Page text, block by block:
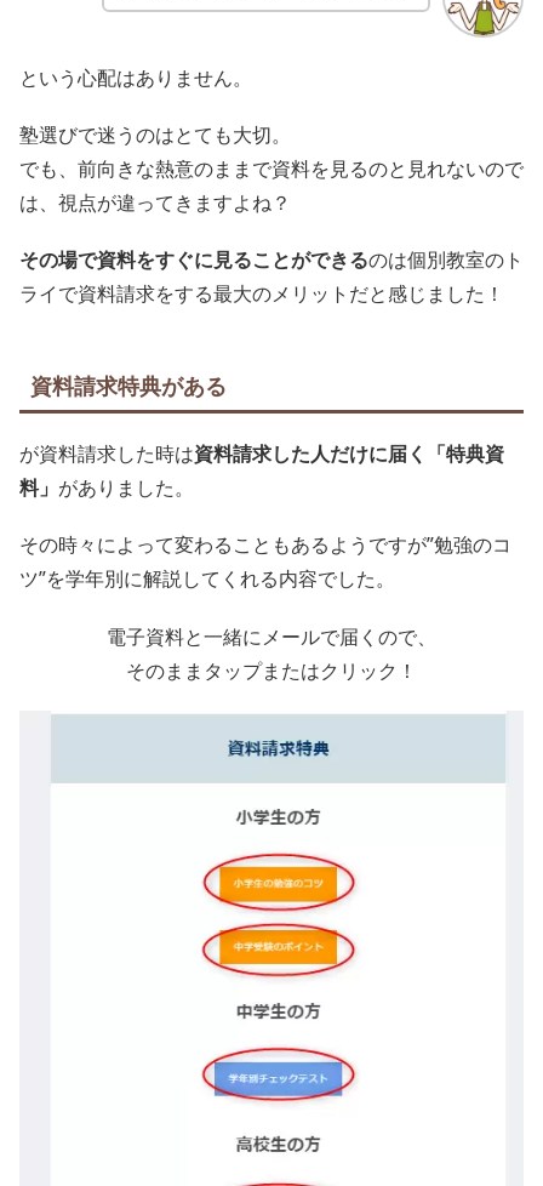
という心配はありません。
塾選びで迷うのはとても大切。
でも、前向きな熱意のままで資料を見るのと見れないので
は、視点が違ってきますよね？
その場で資料をすぐに見ることができるのは個別教室のト
ライで資料請求をする最大のメリットだと感じました！
資料請求特典がある
が資料請求した時は資料請求した人だけに届く「特典資
料」 がありました。
その時々によって変わることもあるようですが”勉強のコ
ツ”を学年別に解説してくれる内容でした。
電子資料と一緒にメールで届くので、
そのままタップまたはクリック！